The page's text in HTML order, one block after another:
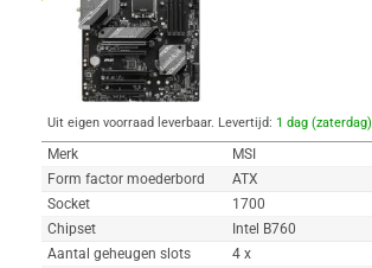
Uit eigen voorraad leverbaar. Levertijd: 1 dag (zaterdag)
Merk
MSI
Form factor moederbord
ATX
Socket
1700
Chipset
Intel B760
Aantal geheugen slots
4 x